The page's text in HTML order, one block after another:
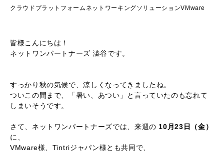
クラウドプラットフォーム ネットワーキングソリューションVMware
皆様こんにちは！
ネットワンパートナーズ 澁谷です。
すっかり秋の気候で、涼しくなってきましたね。
ついこの間まで、「暑い、あつい」と言っていたのも忘れて
しまいそうです。
さて、ネットワンパートナーズでは、来週の 10月23日（金）
に、
VMware様、Tintriジャパン様とも共同で、